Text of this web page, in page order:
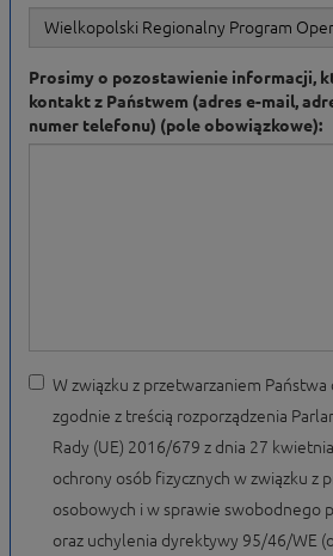
Prosimy o pozostawienie informacji,
kontakt z Państwem (adres e-mail,
numer telefonu) (pole obowiązkowe):
W związku z przetwarzaniem Państwa
zgodnie z treścią rozporządzenia
Rady (UE) 2016/679 z dnia 27
ochrony osób fizycznych w związku z
osobowych i w sprawie swobodnego
oraz uchylenia dyrektywy 95/46/WE